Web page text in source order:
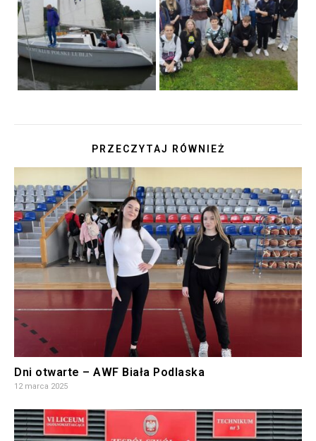
PRZECZYTAJ RÓWNIEŻ
Dni otwarte – AWF Biała Podlaska
12 marca 2025